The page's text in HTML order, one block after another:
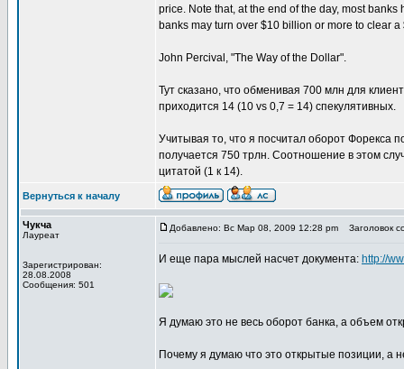
price. Note that, at the end of the day, most
banks may turn over $10 billion or more to clear
John Percival, "The Way of the Dollar".
Тут сказано, что обменивая 700 млн для
приходится 14 (10 vs 0,7 = 14) спекулятивных.
Учитывая то, что я посчитал оборот Форекса
получается 750 трлн. Соотношение в этом
цитатой (1 к 14).
Вернуться к началу
Чукча
Лауреат
Зарегистрирован:
28.08.2008
Сообщения: 501
Добавлено: Вс Мар 08, 2009 12:28 pm Заголовок
И еще пара мыслей насчет документа: http://
Я думаю это не весь оборот банка, а объем
Почему я думаю что это открытые позиции, а